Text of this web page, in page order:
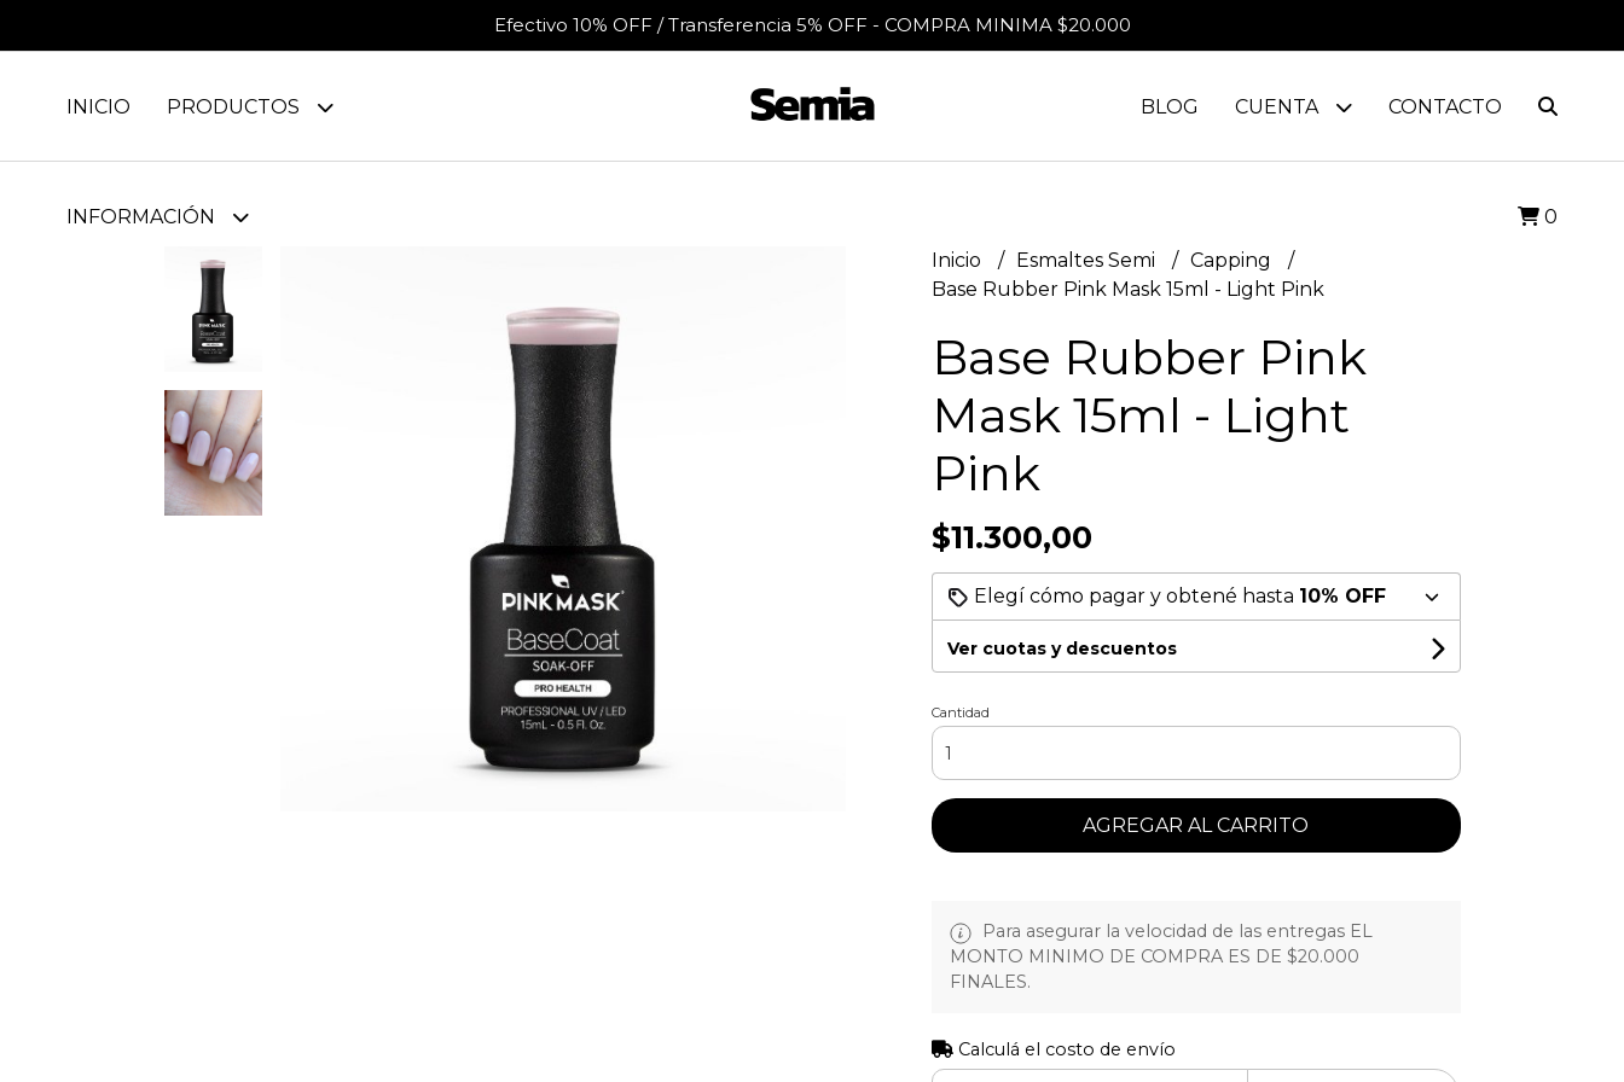
Efectivo 10% OFF / Transferencia 5% OFF - COMPRA MINIMA $20.000
INICIO PRODUCTOS
INFORMACIÓN
BLOG CUENTA CONTACTO
0
Inicio
Esmaltes Semi
Capping
Base Rubber Pink Mask 15ml - Light Pink
Base Rubber Pink
Mask 15ml - Light
Pink
$11.300,00
Elegí cómo pagar y obtené hasta 10% OFF
Ver cuotas y descuentos
Cantidad
AGREGAR AL CARRITO
Para asegurar la velocidad de las entregas EL
MONTO MINIMO DE COMPRA ES DE $20.000
FINALES.
Calculá el costo de envío